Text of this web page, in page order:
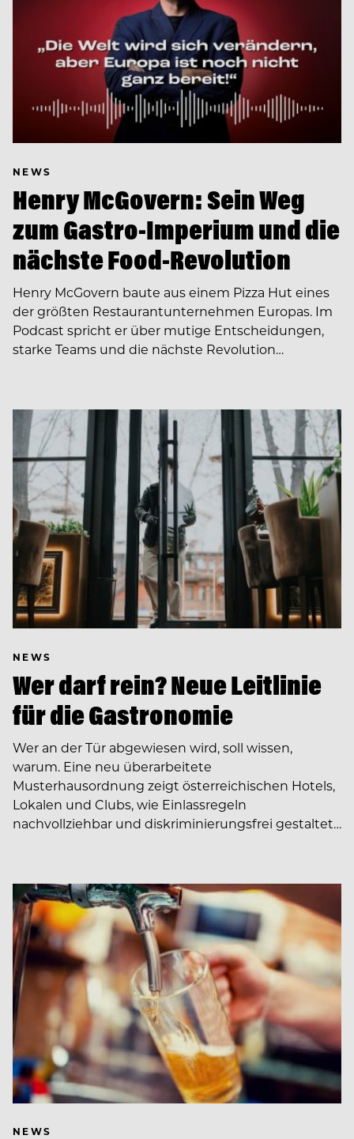
NEWS
Henry McGovern: Sein Weg
zum Gastro-Imperium und die
nächste Food-Revolution
Henry McGovern baute aus einem Pizza Hut eines
der größten Restaurantunternehmen Europas. Im
Podcast spricht er über mutige Entscheidungen,
starke Teams und die nächste Revolution…
NEWS
Wer darf rein? Neue Leitlinie
für die Gastronomie
Wer an der Tür abgewiesen wird, soll wissen,
warum. Eine neu überarbeitete
Musterhausordnung zeigt österreichischen Hotels,
Lokalen und Clubs, wie Einlassregeln
nachvollziehbar und diskriminierungsfrei gestaltet…
NEWS